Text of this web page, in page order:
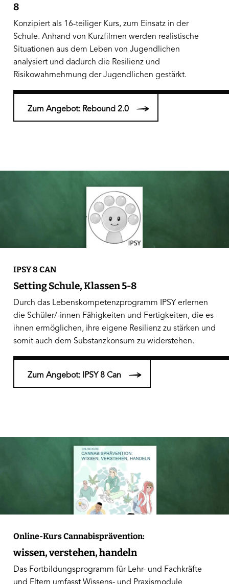
8
Konzipiert als 16-teiliger Kurs, zum Einsatz in der
Schule. Anhand von Kurzfilmen werden realistische
Situationen aus dem Leben von Jugendlichen
analysiert und dadurch die Resilienz und
Risikowahrnehmung der Jugendlichen gestärkt.
Zum Angebot: Rebound 2.0
IPSY 8 CAN
Setting Schule, Klassen 5-8
Durch das Lebenskompetenzprogramm IPSY erlernen
die Schüler/-innen Fähigkeiten und Fertigkeiten, die es
ihnen ermöglichen, ihre eigene Resilienz zu stärken und
somit auch dem Substanzkonsum zu widerstehen.
Zum Angebot: IPSY 8 Can
Online-Kurs Cannabisprävention:
wissen, verstehen, handeln
Das Fortbildungsprogramm für Lehr- und Fachkräfte